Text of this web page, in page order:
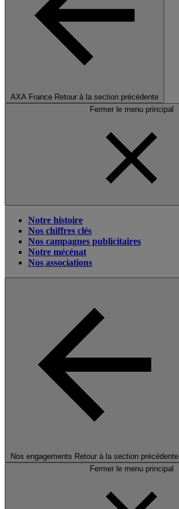
AXA France Retour à la section précédente
Fermer le menu principal
Notre histoire
Nos chiffres clés
Nos campagnes publicitaires
Notre mécénat
Nos associations
Nos engagements Retour à la section précédente
Fermer le menu principal